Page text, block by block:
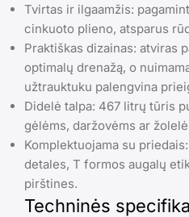
Tvirtas ir ilgaamžis:
cinkuoto plieno, atsparus
Praktiškas dizainas: atviras
optimalų drenažą, o
užtrauktuku palengvina
Didelė talpa: 467 litrų tūris
gėlėms, daržovėms ar
Komplektuojama su
detales, T formos augalų
pirštines.
Techninės